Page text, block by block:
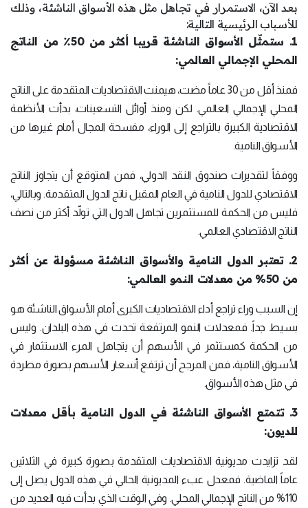
بعد الآن، الاستمرار في تجاهل مثل هذه الأسواق الناشئة، وذلك
للأسباب الرئيسية التالية:
1. ستمثّل الأسواق الناشئة قريبا أكثر من 50٪ من الناتج
المحلي الإجمالي العالمي:
فمنذ أقل من 30 عاماً مضت، هيمنت الاقتصاديات المتقدمة على الناتج
المحلي الإجمالي العالمي. لكن ومنذ أوائل التسعينات، بدأت الأنظمة
الاقتصادية الكبيرة بالتراجع إلى الوراء، مفسحة المجال أمام غيرها من
الأسواق النامية.
ووفقاً لتقديرات صندوق النقد الدولي، فمن المتوقع أن يتجاوز الناتج
الاقتصادي للدول النامية في العام المقبل ناتج الدول المتقدمة. وبالتالي،
فليس من الحكمة للمستثمرين تجاهل الدول التي تولّد أكثر من نصف
الناتج الاقتصادي العالمي.
2. تعتبر الدول النامية والأسواق الناشئة مسؤولة عن أكثر
من 50% من معدلات النمو العالمي:
إن السبب وراء تراجع أداء الاقتصاديات الكبرى أمام الأسواق الناشئة هو
بسيط جداً. فمعدلات النمو المرتفعة تحدث في هذه البلدان. وليس
من الحكمة كمستثمر في الأسهم أن يتجاهل المرء الاستثمار في
الأسواق النامية، فمن المرجح أن ترتفع أسعار الأسهم بصورة مطردة
في مثل هذه الأسواق.
3. تتمتع الأسواق الناشئة في الدول النامية بأقل معدلات
للديون:
لقد تزايدت مديونية الاقتصاديات المتقدمة بصورة كبيرة في الثلاثين
عاماً الماضية. فمعدل عبء المديونية الحالي في هذه الدول يصل إلى
110% من الناتج الإجمالي المحلي. وفي الوقت الذي بدأت فيه العديد من